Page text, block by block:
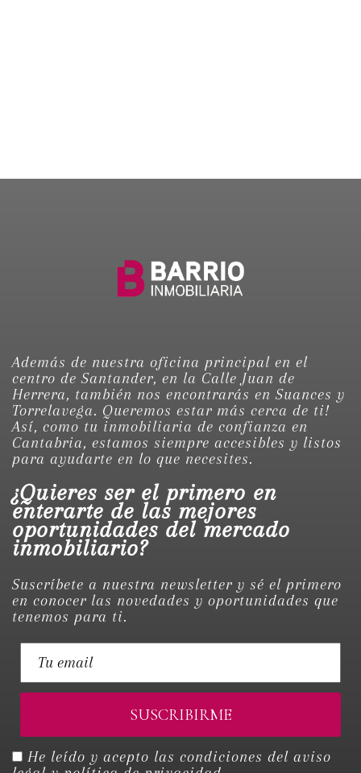
Además de nuestra oficina principal en el
centro de Santander, en la Calle Juan de
Herrera, también nos encontrarás en Suances y
Torrelavega. Queremos estar más cerca de ti!
Así, como tu inmobiliaria de confianza en
Cantabria, estamos siempre accesibles y listos
para ayudarte en lo que necesites.
¿Quieres ser el primero en
enterarte de las mejores
oportunidades del mercado
inmobiliario?
Suscríbete a nuestra newsletter y sé el primero
en conocer las novedades y oportunidades que
tenemos para ti.
He leído y acepto las condiciones del aviso